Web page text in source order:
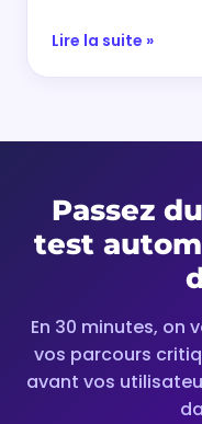
Lire la suite »
Passez
test
En 30 minutes, on
vos parcours
avant vos